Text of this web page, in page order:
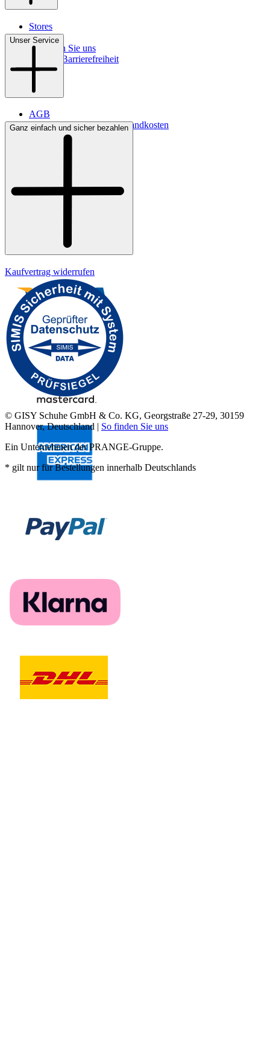
Stores
Kontakt
So finden Sie uns
Digitale Barrierefreiheit
Unser Service
AGB
Lieferbedingungen & Versandkosten
Bezahlung
Ganz einfach und sicher bezahlen
Kaufvertrag widerrufen
© GISY Schuhe GmbH & Co. KG, Georgstraße 27-29, 30159
Hannover, Deutschland | So finden Sie uns
Ein Unternehmen der PRANGE-Gruppe.
* gilt nur für Bestellungen innerhalb Deutschlands